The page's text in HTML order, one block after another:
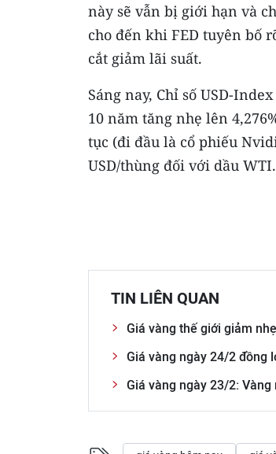
này sẽ vẫn bị giới hạn và
cho đến khi FED tuyên bố
cắt giảm lãi suất.
Sáng nay, Chỉ số USD-
10 năm tăng nhẹ lên
tục (đi đầu là cổ phiếu
USD/thùng đối với dầu WTI.
TIN LIÊN QUAN
Giá vàng thế giới giảm
Giá vàng ngày 24/2 đồng
Giá vàng ngày 23/2: